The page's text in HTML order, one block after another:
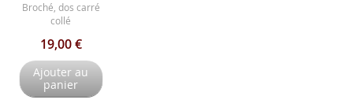
Broché, dos carré
collé
19,00 €
Ajouter au
panier